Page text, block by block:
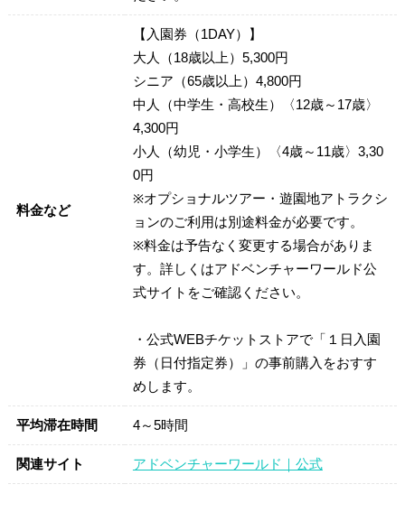
料金など
【入園券（1DAY）】
大人（18歳以上）5,300円
シニア（65歳以上）4,800円
中人（中学生・高校生）〈12歳～17歳〉
4,300円
小人（幼児・小学生）〈4歳～11歳〉3,30
0円
※オプショナルツアー・遊園地アトラクシ
ョンのご利用は別途料金が必要です。
※料金は予告なく変更する場合がありま
す。詳しくはアドベンチャーワールド公
式サイトをご確認ください。
・公式WEBチケットストアで「１日入園
券（日付指定券）」の事前購入をおすす
めします。
平均滞在時間 4～5時間
関連サイト アドベンチャーワールド｜公式